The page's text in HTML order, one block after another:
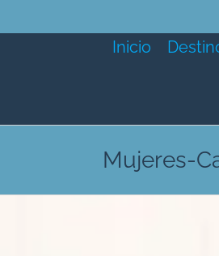
Inicio
Mujeres-